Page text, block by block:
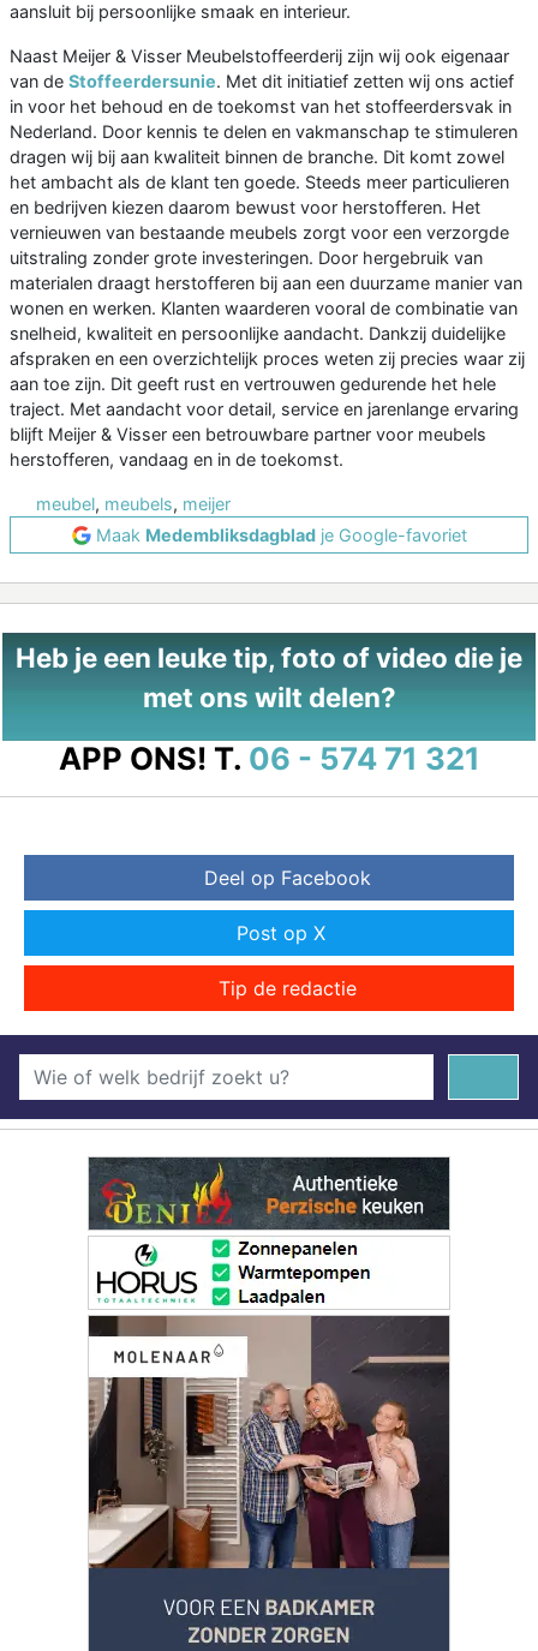
aansluit bij persoonlijke smaak en interieur.
Naast Meijer & Visser Meubelstoffeerderij zijn wij ook eigenaar
van de Stoffeerdersunie. Met dit initiatief zetten wij ons actief
in voor het behoud en de toekomst van het stoffeerdersvak in
Nederland. Door kennis te delen en vakmanschap te stimuleren
dragen wij bij aan kwaliteit binnen de branche. Dit komt zowel
het ambacht als de klant ten goede. Steeds meer particulieren
en bedrijven kiezen daarom bewust voor herstofferen. Het
vernieuwen van bestaande meubels zorgt voor een verzorgde
uitstraling zonder grote investeringen. Door hergebruik van
materialen draagt herstofferen bij aan een duurzame manier van
wonen en werken. Klanten waarderen vooral de combinatie van
snelheid, kwaliteit en persoonlijke aandacht. Dankzij duidelijke
afspraken en een overzichtelijk proces weten zij precies waar zij
aan toe zijn. Dit geeft rust en vertrouwen gedurende het hele
traject. Met aandacht voor detail, service en jarenlange ervaring
blijft Meijer & Visser een betrouwbare partner voor meubels
herstofferen, vandaag en in de toekomst.
meubel, meubels, meijer
Maak Medembliksdagbladje Google-favoriet
Heb je een leuke tip, foto of video die je
met ons wilt delen?
APP ONS! T. 06 - 574 71 321
Deel op Facebook
Post op X
Tip de redactie